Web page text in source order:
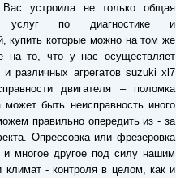
устроила не только общая
услуг по диагностике и
купить которые можно на том же
на то, что у нас осуществляет
различных агрегатов suzuki xl7
двигателя – поломка
быть неисправность иного
правильно опередить из - за
Опрессовка или фрезеровка
и многое другое под силу нашим
климат - контроля в целом, как и